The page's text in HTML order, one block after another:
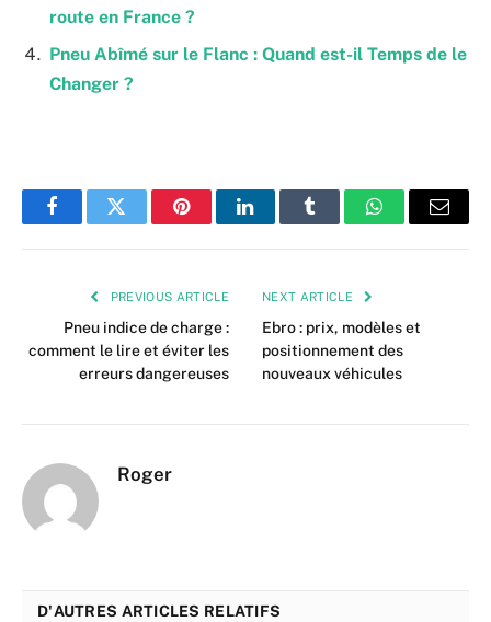
route en France ?
Pneu Abîmé sur le Flanc : Quand est-il Temps de le
Changer ?
FacebookTwitter PinterestLinkedInTumblr WhatsAppEmail
PREVIOUS ARTICLE
Pneu indice de charge :
comment le lire et éviter les
erreurs dangereuses
NEXT ARTICLE
Ebro : prix, modèles et
positionnement des
nouveaux véhicules
Roger
D'AUTRES ARTICLES RELATIFS